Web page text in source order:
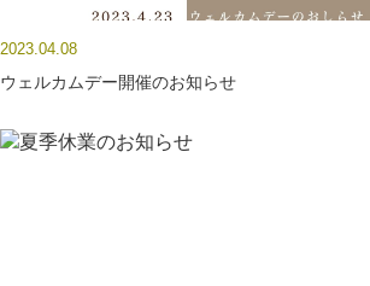
2023.04.08
ウェルカムデー開催のお知らせ